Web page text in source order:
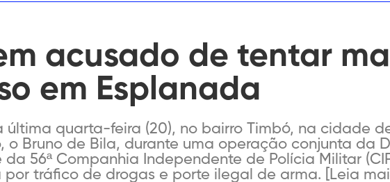
acusado de tentar
em Esplanada
última quarta-feira (20), no bairro Timbó, na cidade
o Bruno de Bila, durante uma operação conjunta da
da 56ª Companhia Independente de Polícia Militar
tráfico de drogas e porte ilegal de arma. [Leia